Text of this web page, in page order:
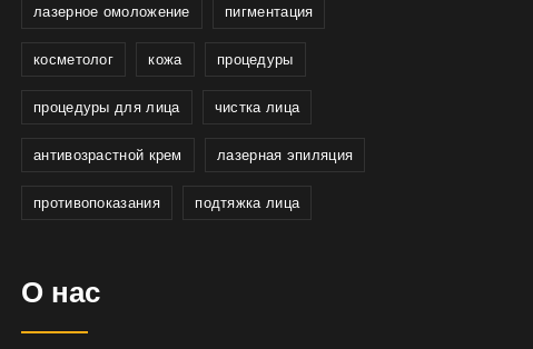
лазерное омоложение пигментация
косметолог кожа процедуры
процедуры для лица чистка лица
антивозрастной крем лазерная эпиляция
противопоказания подтяжка лица
О нас